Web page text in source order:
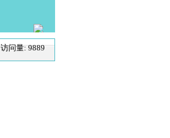
访问量: 9889